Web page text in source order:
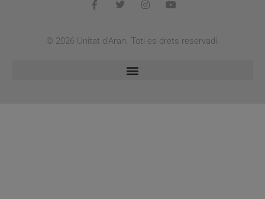
© 2026 Unitat d'Aran. Toti es drets reservadi.